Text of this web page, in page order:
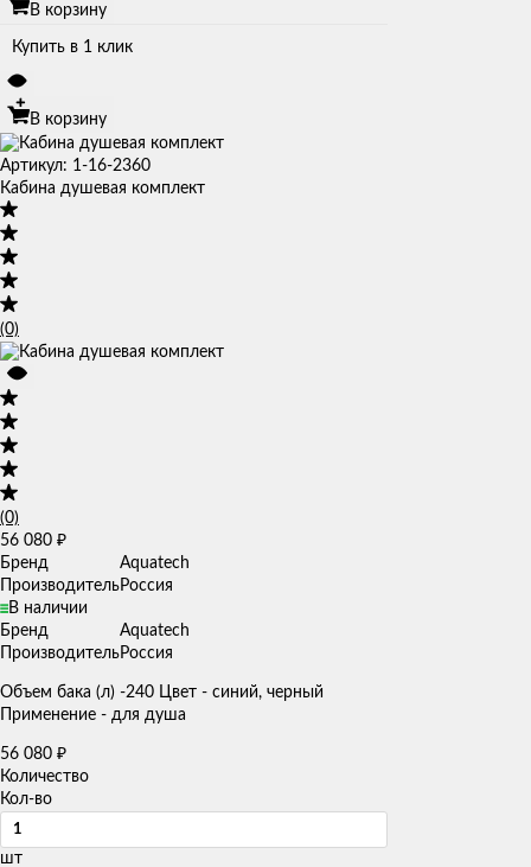
В корзину
Купить в 1 клик
В корзину
Артикул: 1-16-2360
Кабина душевая комплект
(0)
(0)
56 080 ₽
Бренд
Aquatech
ПроизводительРоссия
В наличии
Бренд
Aquatech
ПроизводительРоссия
Объем бака (л) -240 Цвет - синий, черный
Применение - для душа
56 080 ₽
Количество
Кол-во
шт